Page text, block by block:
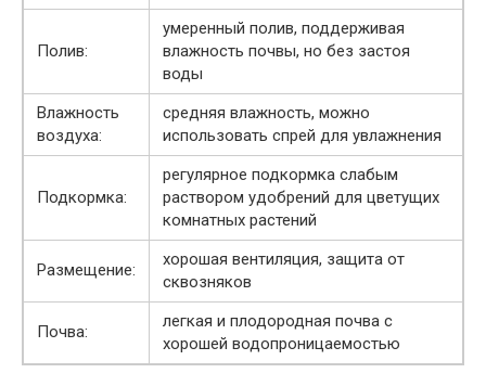
Полив:
умеренный полив, поддерживая
влажность почвы, но без застоя
воды
Влажность
воздуха:
средняя влажность, можно
использовать спрей для увлажнения
Подкормка:
регулярное подкормка слабым
раствором удобрений для цветущих
комнатных растений
Размещение:
хорошая вентиляция, защита от
сквозняков
Почва:
легкая и плодородная почва с
хорошей водопроницаемостью